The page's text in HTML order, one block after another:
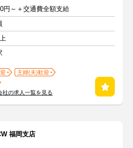
円～＋交通費全額支給
主婦(夫)歓迎
社の求人一覧を見る
福岡支店